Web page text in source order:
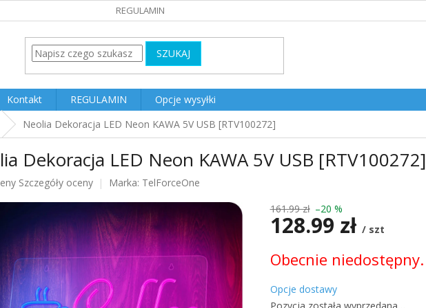
REGULAMIN
SZUKAJ
Kontakt REGULAMIN
Opcje wysyłki
Neolia Dekoracja LED Neon KAWA 5V USB [RTV100272]
Dekoracja LED Neon KAWA 5V USB [RTV100272]
Szczegóły oceny Marka: TelForceOne
161.99 zł –20 %
128.99 zł / szt
jednostkowa:
Obecnie niedostępny.
Opcje dostawy